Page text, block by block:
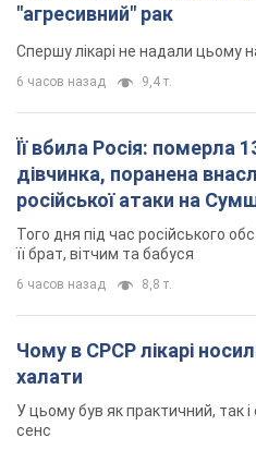
"агресивний" рак
Спершу лікарі не надали цьому
6 часов назад 9,4 т.
Її вбила Росія: померла
дівчинка, поранена
російської атаки на
Того дня під час російського
її брат, вітчим та бабуся
6 часов назад 8,8 т.
Чому в СРСР лікарі
халати
У цьому був як практичний, так і
сенс